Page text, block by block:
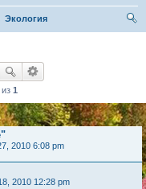
Экология
из 1
2010 6:08 pm
2010 12:28 pm